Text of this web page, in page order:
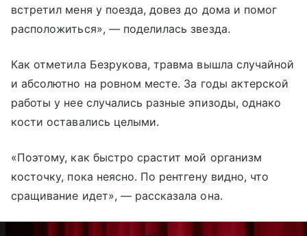
встретил меня у поезда, довез до дома и помог
расположиться», — поделилась звезда.
Как отметила Безрукова, травма вышла случайной
и абсолютно на ровном месте. За годы актерской
работы у нее случались разные эпизоды, однако
кости оставались целыми.
«Поэтому, как быстро срастит мой организм
косточку, пока неясно. По рентгену видно, что
сращивание идет», — рассказала она.